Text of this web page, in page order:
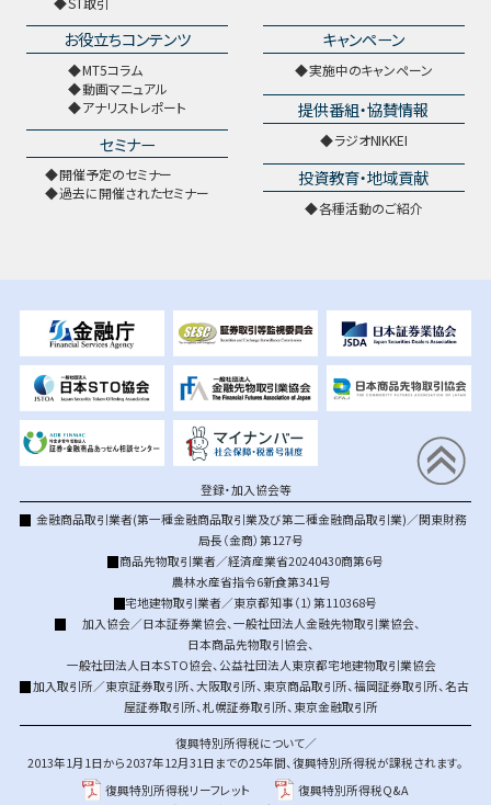
お役立ちコンテンツ
MT5コラム
動画マニュアル
アナリストレポート
セミナー
開催予定のセミナー
過去に開催されたセミナー
キャンペーン
実施中のキャンペーン
提供番組・協賛情報
ラジオNIKKEI
投資教育・地域貢献
各種活動のご紹介
登録・加入協会等
金融商品取引業者(第一種金融商品取引業及び第二種金融商品取引業)／関東財務
局長（金商）第127号
商品先物取引業者／経済産業省20240430商第6号
農林水産省指令6新食第341号
宅地建物取引業者／東京都知事（1）第110368号
加入協会／日本証券業協会、一般社団法人金融先物取引業協会、
日本商品先物取引協会、
一般社団法人日本STO協会、公益社団法人東京都宅地建物取引業協会
加入取引所／東京証券取引所、大阪取引所、 東京商品取引所、福岡証券取引所、名古
屋証券取引所、札幌証券取引所、 東京金融取引所
復興特別所得税について／
2013年1月1日から2037年12月31日までの25年間、復興特別所得税が課税されます。
復興特別所得税リーフレット
復興特別所得税Q&A